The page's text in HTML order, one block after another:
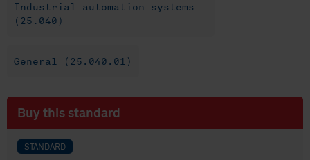
Industrial automation systems
(25.040)
General (25.040.01)
Buy this standard
STANDARD